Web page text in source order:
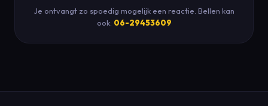
Je ontvangt zo spoedig mogelijk een reactie. Bellen kan
ook: 06-29453609